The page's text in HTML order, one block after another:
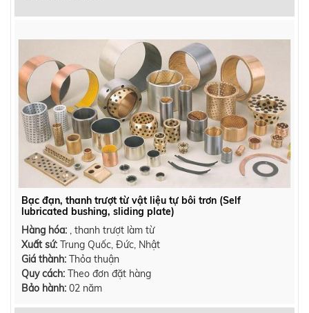
Bạc đạn, thanh trượt từ vật liệu tự bôi trơn (Self
lubricated bushing, sliding plate)
Hàng hóa:
, thanh trượt làm từ
Xuất sứ: Trung Quốc, Đức, Nhật
Giá thành: Thỏa thuận
Quy cách: Theo đơn đặt hàng
Bảo hành: 02 năm